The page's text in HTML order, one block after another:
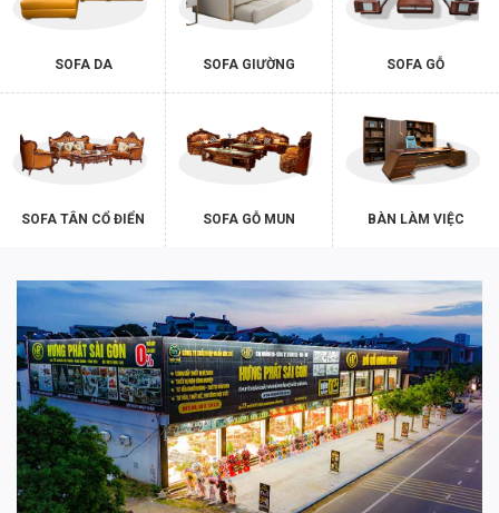
SOFA DA SOFA GIƯỜNG SOFA GỖ
SOFA TÂN CỔ ĐIỂN SOFA GỖ MUN BÀN LÀM VIỆC